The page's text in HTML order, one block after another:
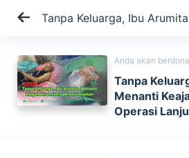
Tanpa Keluarga, Ibu
Anda akan
Tanpa
Menanti
Operasi